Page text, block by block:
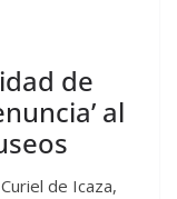
de
al
de Icaza,